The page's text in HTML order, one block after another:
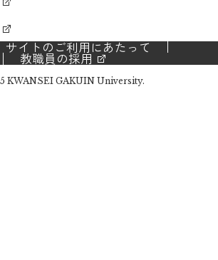
サイトのご利用にあたって
教職員の採用
KWANSEI GAKUIN University.